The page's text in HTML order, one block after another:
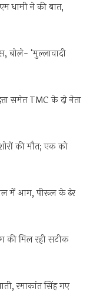
धामी ने की बात,
बोले- ‘मुल्लावादी
समेत TMC के दो नेता
की मौत; एक को
में आग, पीरूल के ढेर
की मिल रही सटीक
रमाकांत सिंह गए